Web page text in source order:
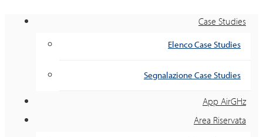
Case Studies
Elenco Case Studies
Segnalazione Case Studies
App AirGHz
Area Riservata